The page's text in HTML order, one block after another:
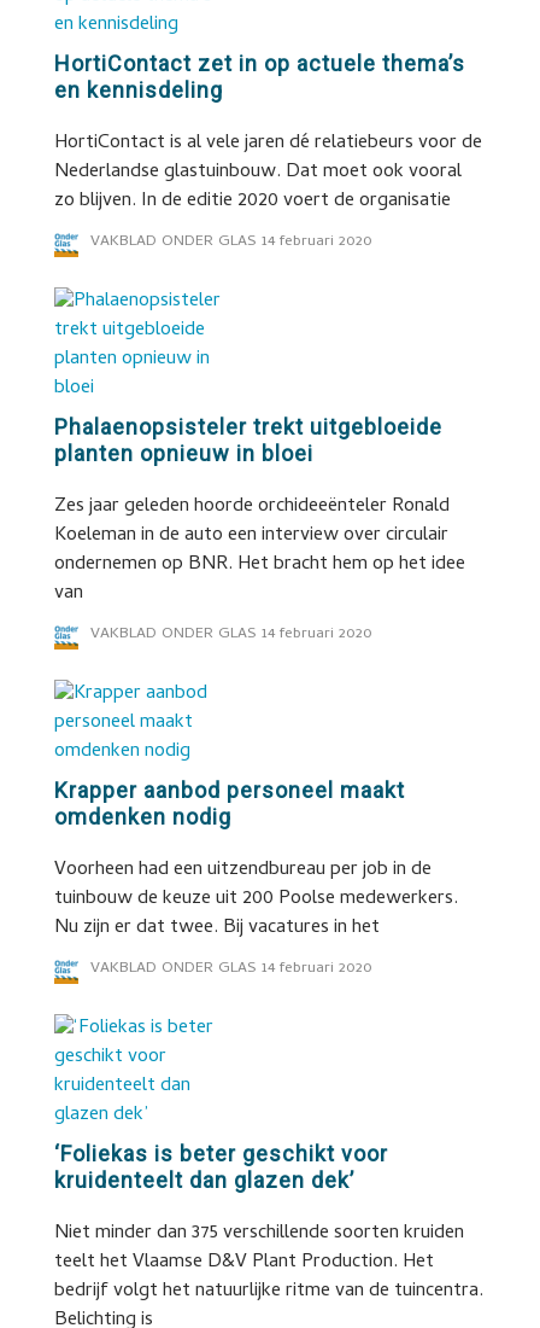
HortiContact zet in op actuele thema’s
en kennisdeling
HortiContact is al vele jaren dé relatiebeurs voor de
Nederlandse glastuinbouw. Dat moet ook vooral
zo blijven. In de editie 2020 voert de organisatie
VAKBLAD ONDER GLAS 14 februari 2020
Phalaenopsisteler trekt uitgebloeide
planten opnieuw in bloei
Zes jaar geleden hoorde orchideeënteler Ronald
Koeleman in de auto een interview over circulair
ondernemen op BNR. Het bracht hem op het idee
van
VAKBLAD ONDER GLAS 14 februari 2020
Krapper aanbod personeel maakt
omdenken nodig
Voorheen had een uitzendbureau per job in de
tuinbouw de keuze uit 200 Poolse medewerkers.
Nu zijn er dat twee. Bij vacatures in het
VAKBLAD ONDER GLAS 14 februari 2020
‘Foliekas is beter geschikt voor
kruidenteelt dan glazen dek’
Niet minder dan 375 verschillende soorten kruiden
teelt het Vlaamse D&V Plant Production. Het
bedrijf volgt het natuurlijke ritme van de tuincentra.
Belichting is